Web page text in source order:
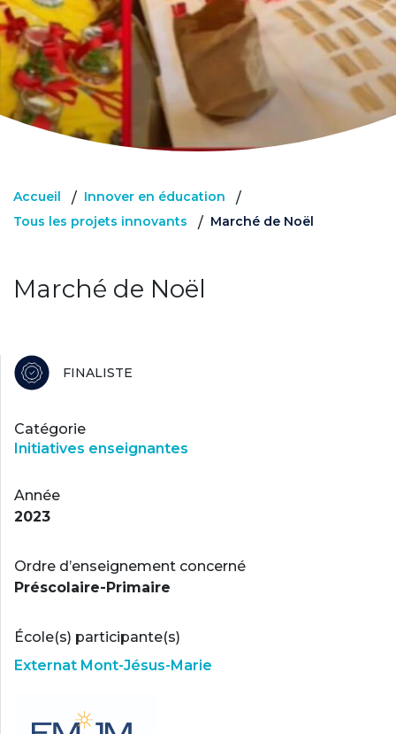
Accueil / Innover en éducation /
Tous les projets innovants / Marché de Noël
Marché de Noël
FINALISTE
Catégorie
Initiatives enseignantes
Année
2023
Ordre d’enseignement concerné
Préscolaire-Primaire
École(s) participante(s)
Externat Mont-Jésus-Marie